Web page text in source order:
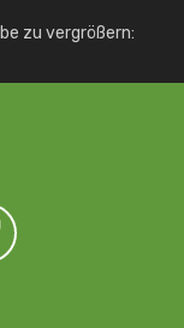
zu vergrößern: